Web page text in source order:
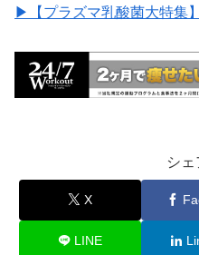
▶︎【プラズマ乳酸菌大特集
シェ
X
LINE